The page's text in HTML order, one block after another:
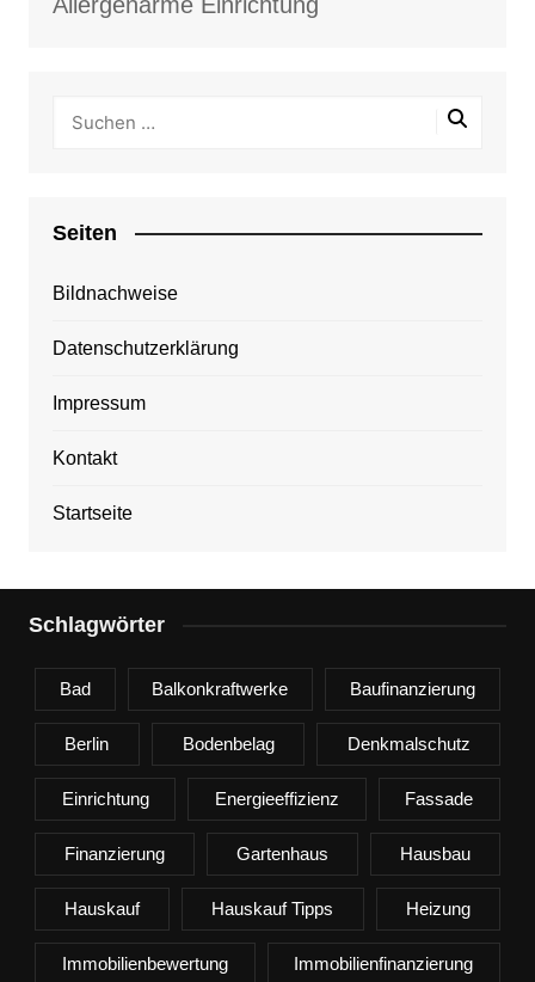
Seiten
Bildnachweise
Datenschutzerklärung
Impressum
Kontakt
Startseite
Schlagwörter
Bad Balkonkraftwerke Baufinanzierung
Berlin Bodenbelag Denkmalschutz
Einrichtung Energieeffizienz Fassade
Finanzierung Gartenhaus Hausbau
Hauskauf Hauskauf Tipps Heizung
Immobilienbewertung Immobilienfinanzierung